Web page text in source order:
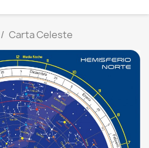
Carta Celeste